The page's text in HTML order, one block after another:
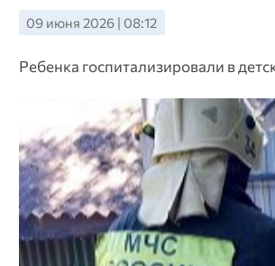
09 июня 2026 | 08:12
Ребенка госпитализировали в